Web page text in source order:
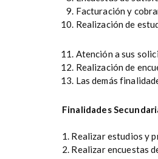
Facturación y
Realización de
Atención a sus
Realización de
Las demás
Finalidades
1. Realizar estudios y
2. Realizar encuestas